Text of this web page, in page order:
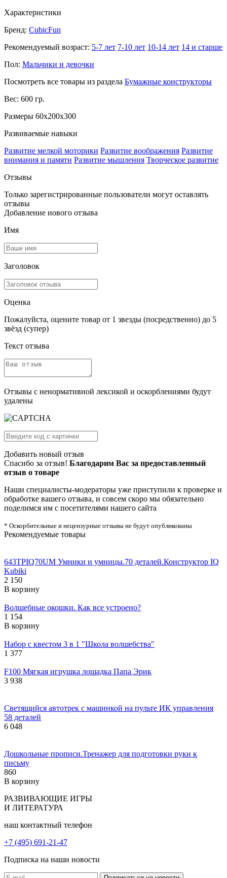
Характеристики
Бренд: CubicFun
Рекомендуемый возраст: 5-7 лет 7-10 лет 10-14 лет 14 и старше
Пол: Мальчики и девочки
Посмотреть все товары из раздела Бумажные конструкторы
Вес: 600 гр.
Размеры 60x200x300
Развиваемые навыки
Развитие мелкой моторики Развитие воображения Развитие
внимания и памяти Развитие мышления Творческое развитие
Отзывы
Только зарегистрированные пользователи могут оставлять
отзывы
Добавление нового отзыва
Имя
Заголовок
Оценка
Пожалуйста, оцените товар от 1 звезды (посредственно) до 5
звёзд (супер)
Текст отзыва
Отзывы с ненормативной лексикой и оскорблениями будут
удалены
Добавить новый отзыв
Спасибо за отзыв! Благодарим Вас за предоставленный
отзыв о товаре
Наши специалисты-модераторы уже приступили к проверке и
обработке вашего отзыва, и совсем скоро мы обязательно
поделимся им с посетителями нашего сайта
* Оскорбительные и нецензурные отзывы не будут опубликованы
Рекомендуемые товары
643TPIQ70UM Умники и умницы.70 деталей.Конструктор IQ
Kubiki
2 150
В корзину
Волшебные окошки. Как все устроено?
1 154
В корзину
Набор с квестом 3 в 1 "Школа волшебства"
1 377
F100 Мягкая игрушка лошадка Папа Эрик
3 938
Cветящийся автотрек с машинкой на пульте ИК управления
58 деталей
6 048
Дошкольные прописи.Тренажер для подготовки руки к
письму
860
В корзину
РАЗВИВАЮЩИЕ ИГРЫ
И ЛИТЕРАТУРА
наш контактный телефон
+7 (495) 691-21-47
Подписка на наши новости